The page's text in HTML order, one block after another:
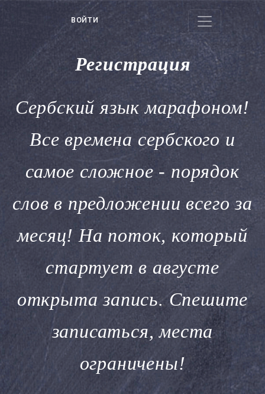
ВОЙТИ
Регистрация
Сербский язык марафоном!
Все времена сербского и
самое сложное - порядок
слов в предложении всего за
месяц! На поток, который
стартует в августе
открыта запись. Спешите
записаться, места
ограничены!